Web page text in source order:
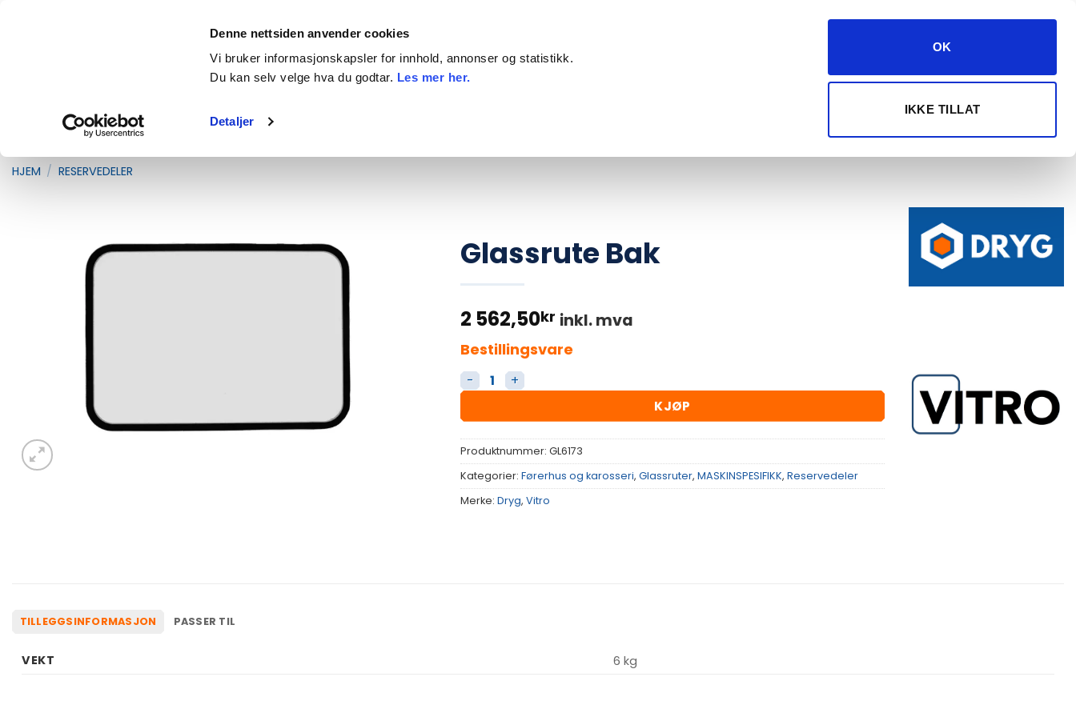
Denne nettsiden anvender cookies
Vi bruker informasjonskapsler for innhold, annonser og statistikk.
Du kan selv velge hva du godtar. Les mer her.
Detaljer
OK
IKKE TILLAT
Products
search
RESERVEDELER UTSTYR OG REDSKAP
HJEM / RESERVEDELER
Glassrute Bak
2 562,50kr inkl. mva
Bestillingsvare
Glassrute Bak antall
KJØP
Produktnummer: GL6173
Kategorier: Førerhus og karosseri, Glassruter, MASKINSPESIFIKK, Reservedeler
Merke: Dryg, Vitro
TILLEGGSINFORMASJON PASSER TIL
VEKT 6 kg